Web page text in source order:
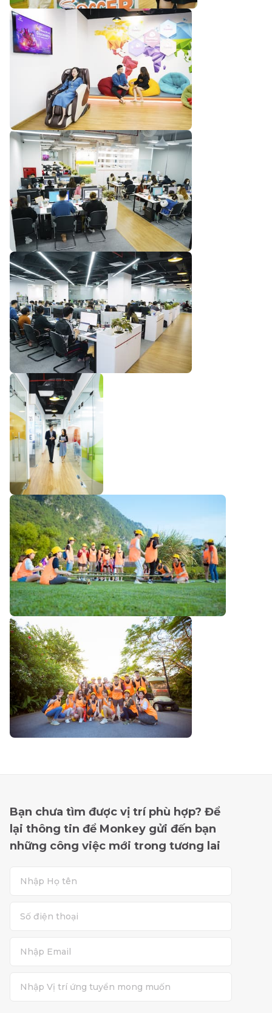
Bạn chưa tìm được vị trí phù hợp? Để
lại thông tin để Monkey gửi đến bạn
những công việc mới trong tương lai